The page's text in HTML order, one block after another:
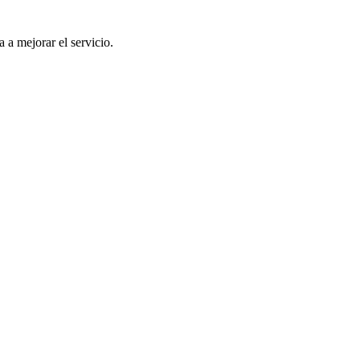
a mejorar el servicio.